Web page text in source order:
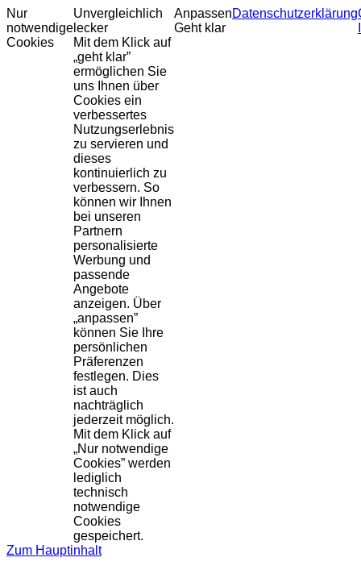
Nur
notwendige
Cookies
Unvergleichlich
lecker
Mit dem Klick auf
„geht klar”
ermöglichen Sie
uns Ihnen über
Cookies ein
verbessertes
Nutzungserlebnis
zu servieren und
dieses
kontinuierlich zu
verbessern. So
können wir Ihnen
bei unseren
Partnern
personalisierte
Werbung und
passende
Angebote
anzeigen. Über
„anpassen”
können Sie Ihre
persönlichen
Präferenzen
festlegen. Dies
ist auch
nachträglich
jederzeit möglich.
Mit dem Klick auf
„Nur notwendige
Cookies” werden
lediglich
technisch
notwendige
Cookies
gespeichert.
Anpassen
Geht klar
Datenschutzerklärung
Zum Hauptinhalt